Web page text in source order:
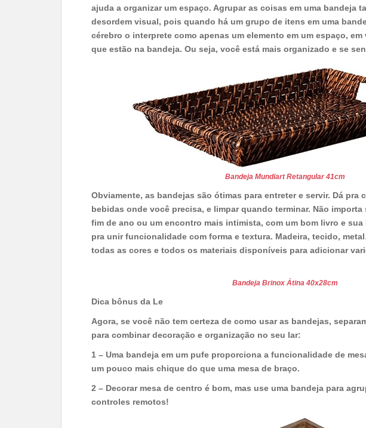
ajuda a organizar um espaço. Agrupar as coisas em uma bandeja
desordem visual, pois quando há um grupo de itens em uma
cérebro o interprete como apenas um elemento em um espaço, em
que estão na bandeja. Ou seja, você está mais organizado e se
Bandeja Mundiart Retangular 41cm
Obviamente, as bandejas são ótimas para entreter e servir. Dá pra
bebidas onde você precisa, e limpar quando terminar. Não importa
fim de ano ou um encontro mais intimista, com um bom livro e
pra unir funcionalidade com forma e textura. Madeira, tecido,
todas as cores e todos os materiais disponíveis para adicionar
Bandeja Brinox Átina 40x28cm
Dica bônus da Le
Agora, se você não tem certeza de como usar as bandejas,
para combinar decoração e organização no seu lar:
1 – Uma bandeja em um pufe proporciona a funcionalidade de
um pouco mais chique do que uma mesa de braço.
2 – Decorar mesa de centro é bom, mas use uma bandeja para
controles remotos!